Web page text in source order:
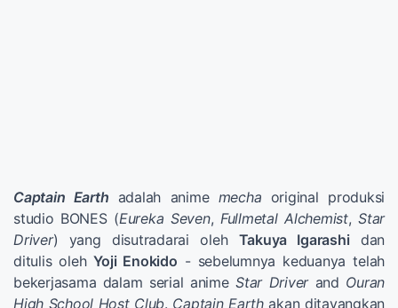
Captain Earth adalah anime mecha original produksi
studio BONES (Eureka Seven, Fullmetal Alchemist,Star
Driver) yang disutradarai oleh Takuya Igarashi dan
ditulis olehYoji Enokido - sebelumnya keduanya telah
bekerjasama dalam serial animeStar Driverand Ouran
High School Host Club. Captain Earthakan ditayangkan